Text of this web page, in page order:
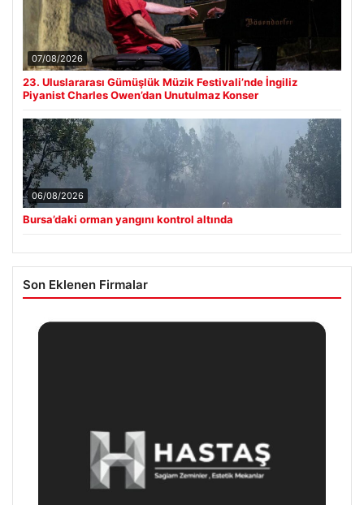
07/08/2026
23. Uluslararası Gümüşlük Müzik Festivali’nde İngiliz
Piyanist Charles Owen’dan Unutulmaz Konser
06/08/2026
Bursa’daki orman yangını kontrol altında
Son Eklenen Firmalar